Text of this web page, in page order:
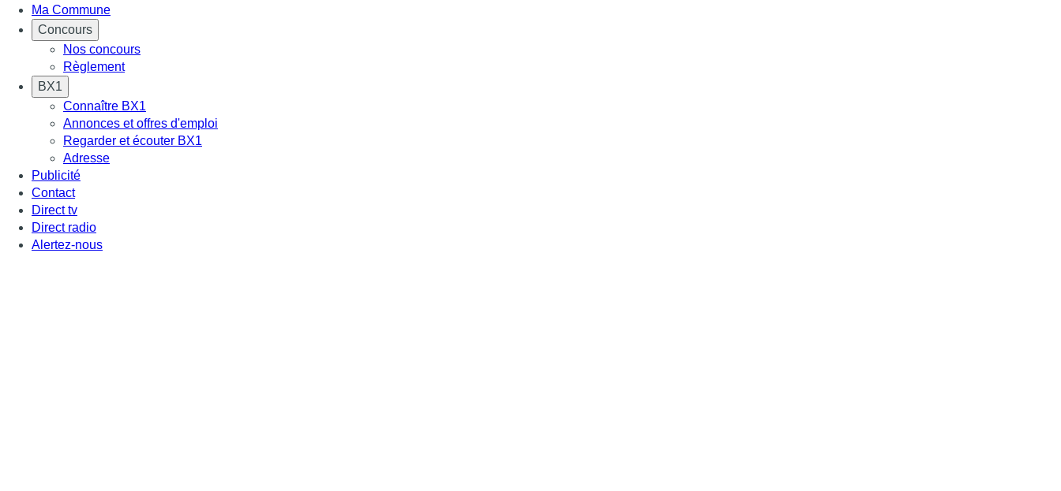
Ma Commune
Concours
Nos concours
Règlement
BX1
Connaître BX1
Annonces et offres d'emploi
Regarder et écouter BX1
Adresse
Publicité
Contact
Direct tv
Direct radio
Alertez-nous